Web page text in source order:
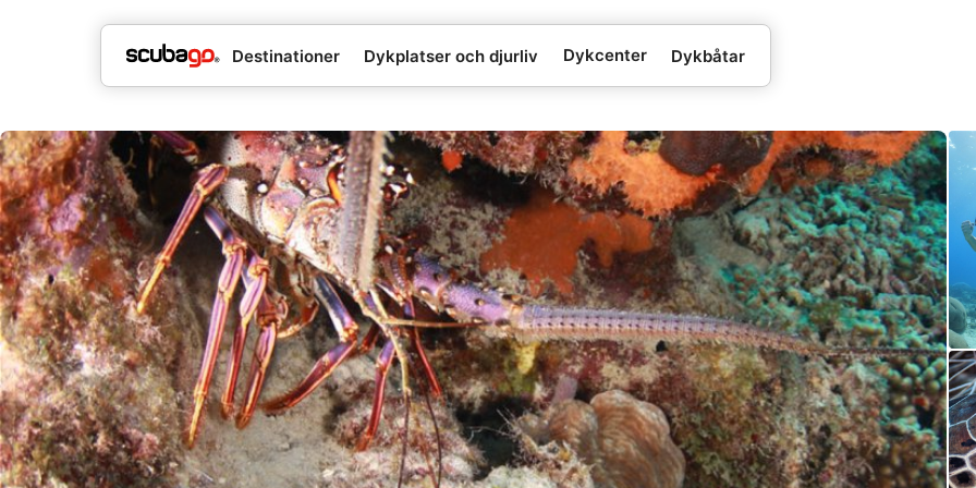
Destinationer Dykplatser och djurliv Dykcenter Dykbåtar